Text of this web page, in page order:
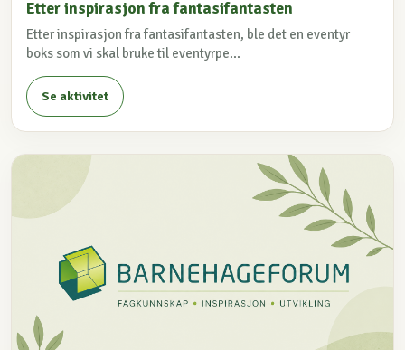
Etter inspirasjon fra fantasifantasten
Etter inspirasjon fra fantasifantasten, ble det en eventyr
boks som vi skal bruke til eventyrpe...
Se aktivitet